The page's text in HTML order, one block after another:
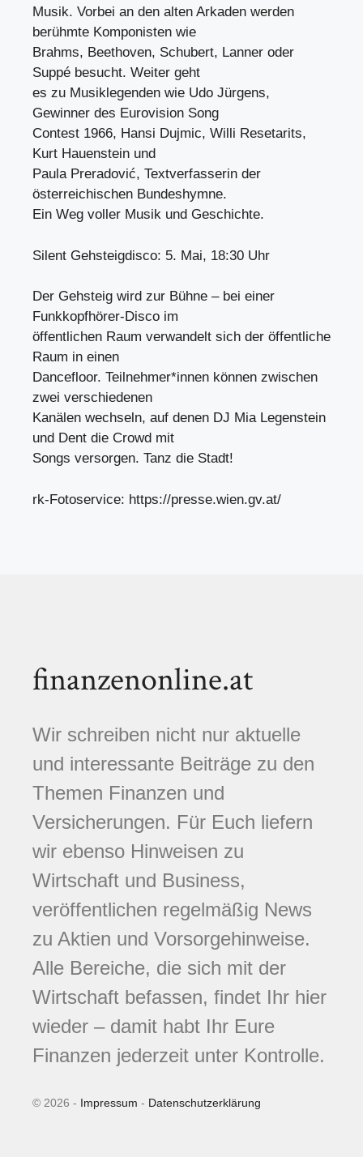
Musik. Vorbei an den alten Arkaden werden
berühmte Komponisten wie
Brahms, Beethoven, Schubert, Lanner oder
Suppé besucht. Weiter geht
es zu Musiklegenden wie Udo Jürgens,
Gewinner des Eurovision Song
Contest 1966, Hansi Dujmic, Willi Resetarits,
Kurt Hauenstein und
Paula Preradović, Textverfasserin der
österreichischen Bundeshymne.
Ein Weg voller Musik und Geschichte.
Silent Gehsteigdisco: 5. Mai, 18:30 Uhr
Der Gehsteig wird zur Bühne – bei einer
Funkkopfhörer-Disco im
öffentlichen Raum verwandelt sich der öffentliche
Raum in einen
Dancefloor. Teilnehmer*innen können zwischen
zwei verschiedenen
Kanälen wechseln, auf denen DJ Mia Legenstein
und Dent die Crowd mit
Songs versorgen. Tanz die Stadt!
rk-Fotoservice: https://presse.wien.gv.at/
finanzenonline.at
Wir schreiben nicht nur aktuelle
und interessante Beiträge zu den
Themen Finanzen und
Versicherungen. Für Euch liefern
wir ebenso Hinweisen zu
Wirtschaft und Business,
veröffentlichen regelmäßig News
zu Aktien und Vorsorgehinweise.
Alle Bereiche, die sich mit der
Wirtschaft befassen, findet Ihr hier
wieder – damit habt Ihr Eure
Finanzen jederzeit unter Kontrolle.
© 2026 - Impressum - Datenschutzerklärung